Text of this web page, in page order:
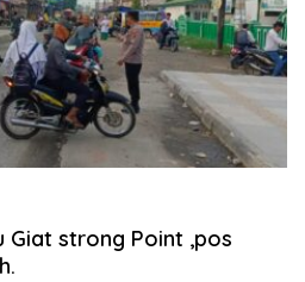
Giat strong Point ,pos